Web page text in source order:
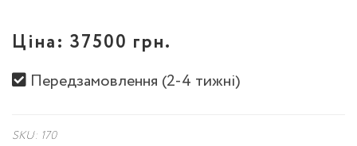
Ціна: 37500 грн.
Передзамовлення (2-4 тижні)
SKU: 170